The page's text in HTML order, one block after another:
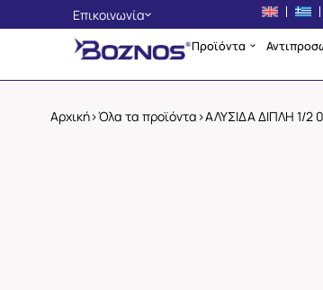
Επικοινωνία
Αθήνα
+30 2310 705400
Προϊόντα
Αρχική>Όλα τα προϊόντα >ΑΛΥΣΙΔΑ ΔΙΠΛΗ 1/2